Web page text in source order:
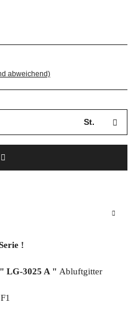
abweichend)
St.
!
" LG-3025 A " Abluftgitter